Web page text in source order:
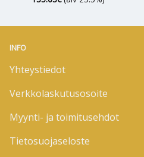
INFO
Yhteystiedot
Verkkolaskutusosoite
Myynti- ja toimitusehdot
Tietosuojaseloste